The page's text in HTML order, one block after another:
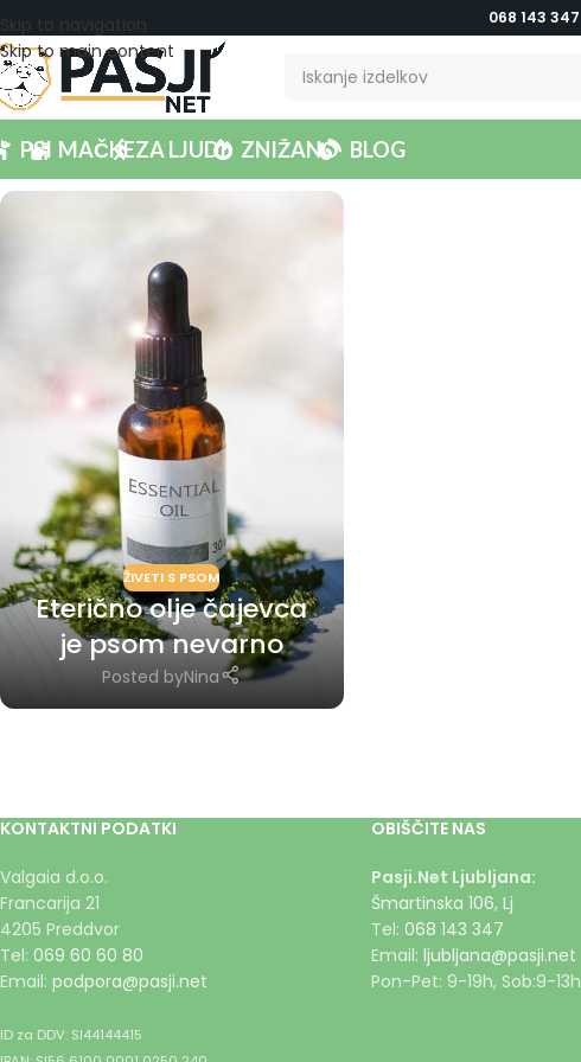
Skip to navigation
Skip to main content
068 143 347
PSI MAČKEZA LJUDI ZNIŽANO BLOG
ŽIVETI S PSOM
Eterično olje čajevca
je psom nevarno
Posted byNina
KONTAKTNI PODATKI
Valgaia d.o.o.
Francarija 21
4205 Preddvor
Tel: 069 60 60 80
Email: podpora@pasji.net
ID za DDV: SI44144415
OBIŠČITE NAS
Pasji.Net Ljubljana:
Šmartinska 106, Lj
Tel: 068 143 347
Email: ljubljana@pasji.net
Pon-Pet: 9-19h, Sob:9-13h